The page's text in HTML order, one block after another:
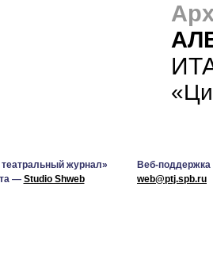
журнал»
— Studio Shweb
Веб-поддержка
web@ptj.spb.ru